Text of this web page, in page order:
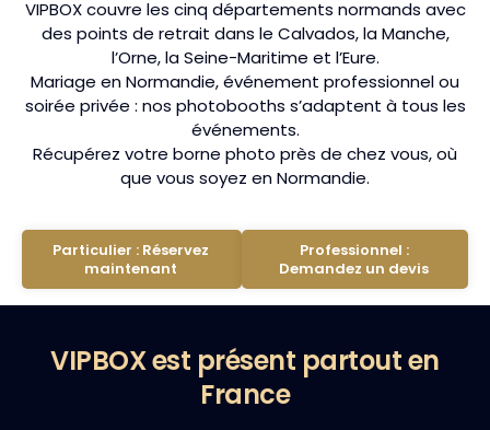
VIPBOX couvre les cinq départements normands avec
des points de retrait dans le Calvados, la Manche,
l’Orne, la Seine-Maritime et l’Eure.
Mariage en Normandie, événement professionnel ou
soirée privée : nos photobooths s’adaptent à tous les
événements.
Récupérez votre borne photo près de chez vous, où
que vous soyez en Normandie.
Particulier : Réservez
maintenant
Professionnel :
Demandez un devis
VIPBOX est présent partout en
France